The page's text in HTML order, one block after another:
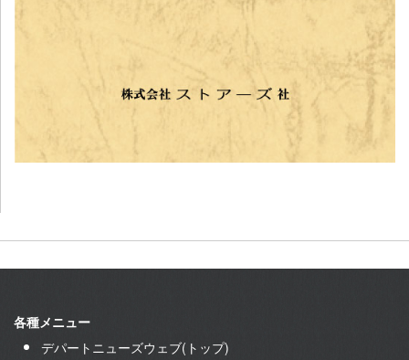
各種メニュー
デパートニューズウェブ(トップ)